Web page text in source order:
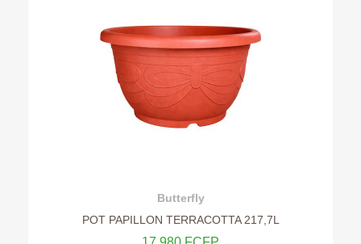
Ajouter au devis
Butterfly
POT PAPILLON TERRACOTTA 217,7L